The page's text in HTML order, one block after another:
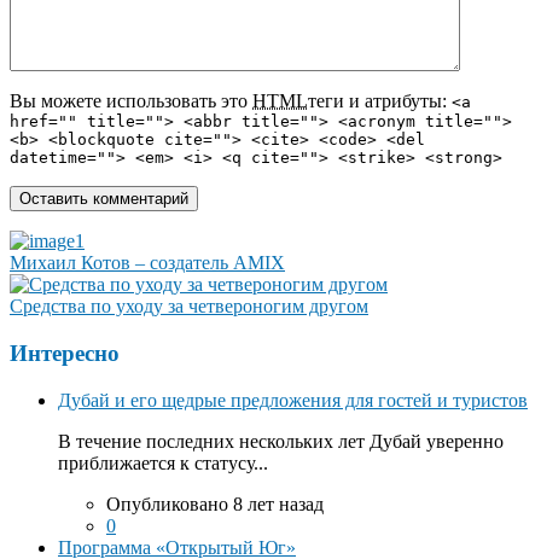
Вы можете использовать это HTMLтеги и атрибуты: <a
href="" title=""> <abbr title=""> <acronym title="">
<b> <blockquote cite=""> <cite> <code> <del
datetime=""> <em> <i> <q cite=""> <strike> <strong>
Михаил Котов – создатель AMIX
Средства по уходу за четвероногим другом
Интересно
Дубай и его щедрые предложения для гостей и туристов
В течение последних нескольких лет Дубай уверенно
приближается к статусу...
Опубликовано 8 лет назад
0
Программа «Открытый Юг»